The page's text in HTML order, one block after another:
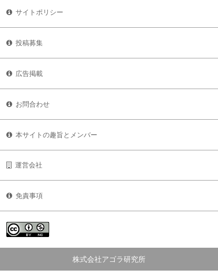
サイトポリシー
投稿募集
広告掲載
お問合わせ
本サイトの趣旨とメンバー
運営会社
免責事項
株式会社アゴラ研究所